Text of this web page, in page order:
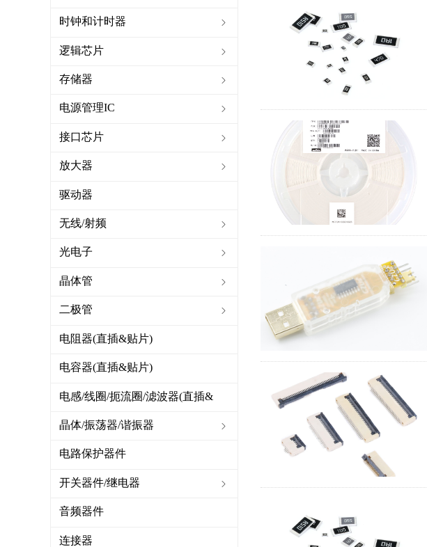
ꁇ
时钟和计时器
ꁇ
逻辑芯片
ꁇ
存储器
ꁇ
电源管理IC
ꁇ
接口芯片
ꁇ
放大器
驱动器
ꁇ
无线/射频
ꁇ
光电子
ꁇ
晶体管
ꁇ
二极管
电阻器(直插&贴片)
电容器(直插&贴片)
电感/线圈/扼流圈/滤波器(直插&
贴片) ꁇ
晶体/振荡器/谐振器
电路保护器件
ꁇ
开关器件/继电器
音频器件
连接器